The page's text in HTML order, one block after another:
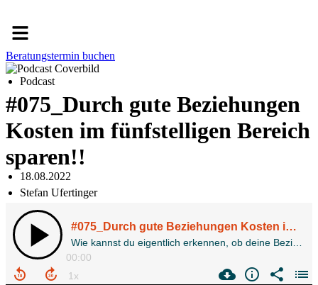
Menü
Beratungstermin buchen
Podcast
#075_Durch gute Beziehungen
Kosten im fünfstelligen Bereich
sparen!!
18.08.2022
Stefan Ufertinger